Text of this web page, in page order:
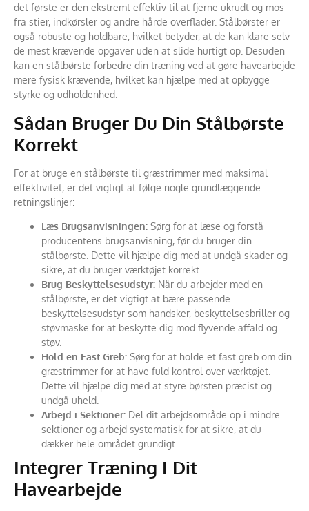
det første er den ekstremt effektiv til at fjerne ukrudt og mos
fra stier, indkørsler og andre hårde overflader. Stålbørster er
også robuste og holdbare, hvilket betyder, at de kan klare selv
de mest krævende opgaver uden at slide hurtigt op. Desuden
kan en stålbørste forbedre din træning ved at gøre havearbejde
mere fysisk krævende, hvilket kan hjælpe med at opbygge
styrke og udholdenhed.
Sådan Bruger Du Din Stålbørste
Korrekt
For at bruge en stålbørste til græstrimmer med maksimal
effektivitet, er det vigtigt at følge nogle grundlæggende
retningslinjer:
Læs Brugsanvisningen: Sørg for at læse og forstå
producentens brugsanvisning, før du bruger din
stålbørste. Dette vil hjælpe dig med at undgå skader og
sikre, at du bruger værktøjet korrekt.
Brug Beskyttelsesudstyr: Når du arbejder med en
stålbørste, er det vigtigt at bære passende
beskyttelsesudstyr som handsker, beskyttelsesbriller og
støvmaske for at beskytte dig mod flyvende affald og
støv.
Hold en Fast Greb: Sørg for at holde et fast greb om din
græstrimmer for at have fuld kontrol over værktøjet.
Dette vil hjælpe dig med at styre børsten præcist og
undgå uheld.
Arbejd i Sektioner: Del dit arbejdsområde op i mindre
sektioner og arbejd systematisk for at sikre, at du
dækker hele området grundigt.
Integrer Træning I Dit
Havearbejde